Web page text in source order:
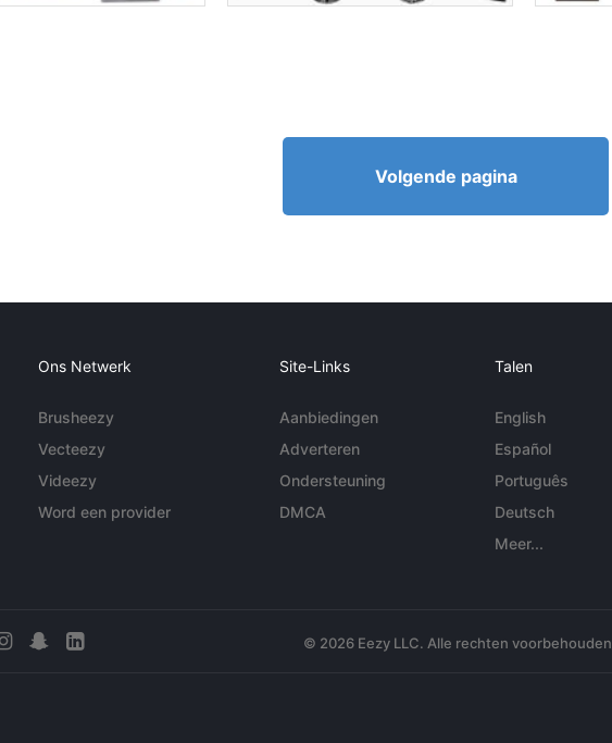
Volgende pagina
Ons Netwerk
Brusheezy
Vecteezy
Videezy
Word een provider
Site-Links
Aanbiedingen
Adverteren
Ondersteuning
DMCA
Talen
English
Español
Português
Deutsch
Meer...
© 2026 Eezy LLC. Alle rechten voorbehouden